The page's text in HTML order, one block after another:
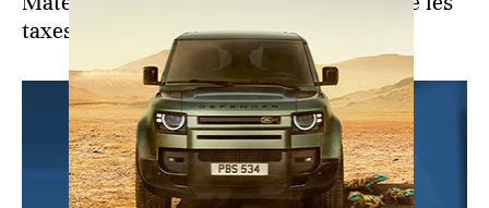
taxes parafiscales